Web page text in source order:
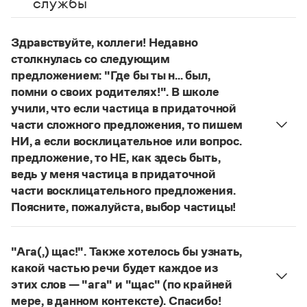
Словари русского языка как государственного
Справочники
Правила русской орфографии и пунктуации
Русский язык. Краткий теоретический курс
для школьников
Письмовник
Справочник по пунктуации
Словарь-справочник трудностей
Справочник по фразеологии
Азбучные истины
Словарь-справочник непростые слова
Журнал
Новости и события
Управление в русском языке
Словарь русских имён
Правила русской орфографии и пунктуации
(1956)
Здравствуйте, коллеги! Недавно
столкнулась со следующим
предложением: "Где бы ты н... был,
помни о своих родителях!". В школе
учили, что если частица в придаточной
части сложного предложения, то пишем
НИ, а если восклицательное или вопрос.
предложение, то НЕ, как здесь быть,
ведь у меня частица в придаточной
части восклицательного предложения.
Поясните, пожалуйста, выбор частицы!
Правильно:Где бы ты ни был, помни о своих
восклицательных предложениях: Где ты только
не был!
"Ага(,) щас!". Также хотелось бы узнать,
какой частью речи будет каждое из
этих слов — "ага" и "щас" (по крайней
мере, в данном контексте). Спасибо!